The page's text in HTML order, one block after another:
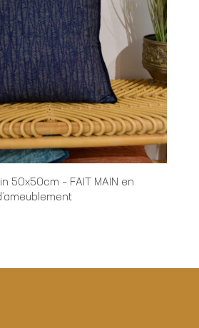
50x50cm – FAIT MAIN en